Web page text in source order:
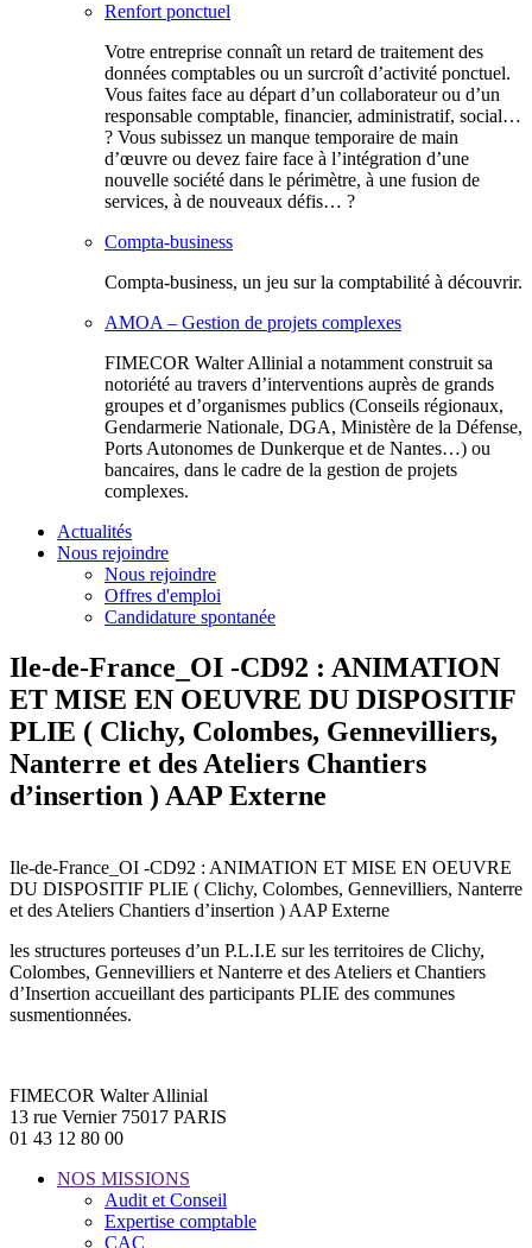
Renfort ponctuel
Votre entreprise connaît un retard de traitement des
données comptables ou un surcroît d’activité ponctuel.
Vous faites face au départ d’un collaborateur ou d’un
responsable comptable, financier, administratif, social…
? Vous subissez un manque temporaire de main
d’œuvre ou devez faire face à l’intégration d’une
nouvelle société dans le périmètre, à une fusion de
services, à de nouveaux défis… ?
Compta-business
Compta-business, un jeu sur la comptabilité à découvrir.
AMOA – Gestion de projets complexes
FIMECOR Walter Allinial a notamment construit sa
notoriété au travers d’interventions auprès de grands
groupes et d’organismes publics (Conseils régionaux,
Gendarmerie Nationale, DGA, Ministère de la Défense,
Ports Autonomes de Dunkerque et de Nantes…) ou
bancaires, dans le cadre de la gestion de projets
complexes.
Actualités
Nous rejoindre
Nous rejoindre
Offres d'emploi
Candidature spontanée
Ile-de-France_OI -CD92 : ANIMATION
ET MISE EN OEUVRE DU DISPOSITIF
PLIE ( Clichy, Colombes, Gennevilliers,
Nanterre et des Ateliers Chantiers
d’insertion ) AAP Externe
Ile-de-France_OI -CD92 : ANIMATION ET MISE EN OEUVRE
DU DISPOSITIF PLIE ( Clichy, Colombes, Gennevilliers, Nanterre
et des Ateliers Chantiers d’insertion ) AAP Externe
les structures porteuses d’un P.L.I.E sur les territoires de Clichy,
Colombes, Gennevilliers et Nanterre et des Ateliers et Chantiers
d’Insertion accueillant des participants PLIE des communes
susmentionnées.
FIMECOR Walter Allinial
13 rue Vernier 75017 PARIS
01 43 12 80 00
NOS MISSIONS
Audit et Conseil
Expertise comptable
CAC